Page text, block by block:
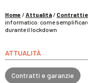
Home /Attualità/ Contratti
informatico: come
durante il lockdown
ATTUALITÀ
Contratti e garanzie